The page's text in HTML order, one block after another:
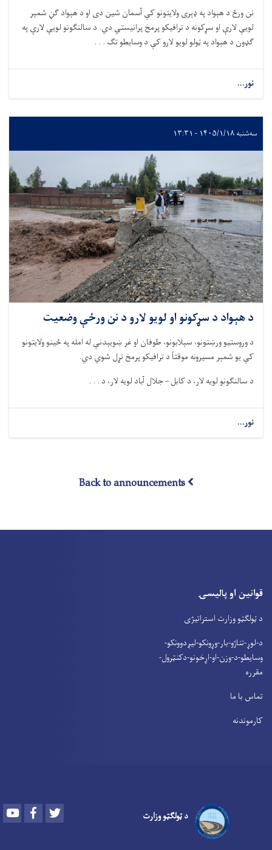
نن ورځ د هېواد په ډېری ولایتونو کې آسمان شین دی او د هېواد ګڼ شمېر
لویې لارې او سړکونه د ترافیکو پرمخ پرانیستي دي. د سالنګونو لویې لارې په
ګډون د هېواد په ټولو لویو لارو کې د وسایطو تګ . . .
نور...
سه‌شنبه ۱۴۰۵/۱/۱۸ - ۱۳:۳۱
د هېواد د سړکونو او لویو لارو د نن ورځې وضعیت
د وروستیو ورښتونو، سېلابونو، طوفان او غر ښویېدنې له امله په ځینو ولایتونو
کې یو شمېر مسیرونه موقتاً د ترافیکو پرمخ تړل شوي دي.
د سالنګونو لویه لار، د کابل –جلالآباد لویه لار، د . . .
نور...
Back to announcements
قوانین او پالیسۍ
د ټولګټو وزارت استراتیژی
د-لوړ-تناژو-بار-وړونکو-لیږدوونکو-
وسایطو-د-وزن-او-اړخونو-دکنټرول-
مقرره
تماس با ما
کارموندنه
د ټولګټو وزارت Youtube Facebook